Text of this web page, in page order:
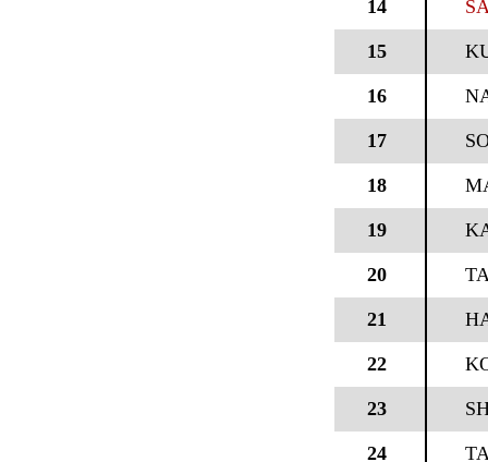
14
15
16
17
18
19
20
21
22
23
24